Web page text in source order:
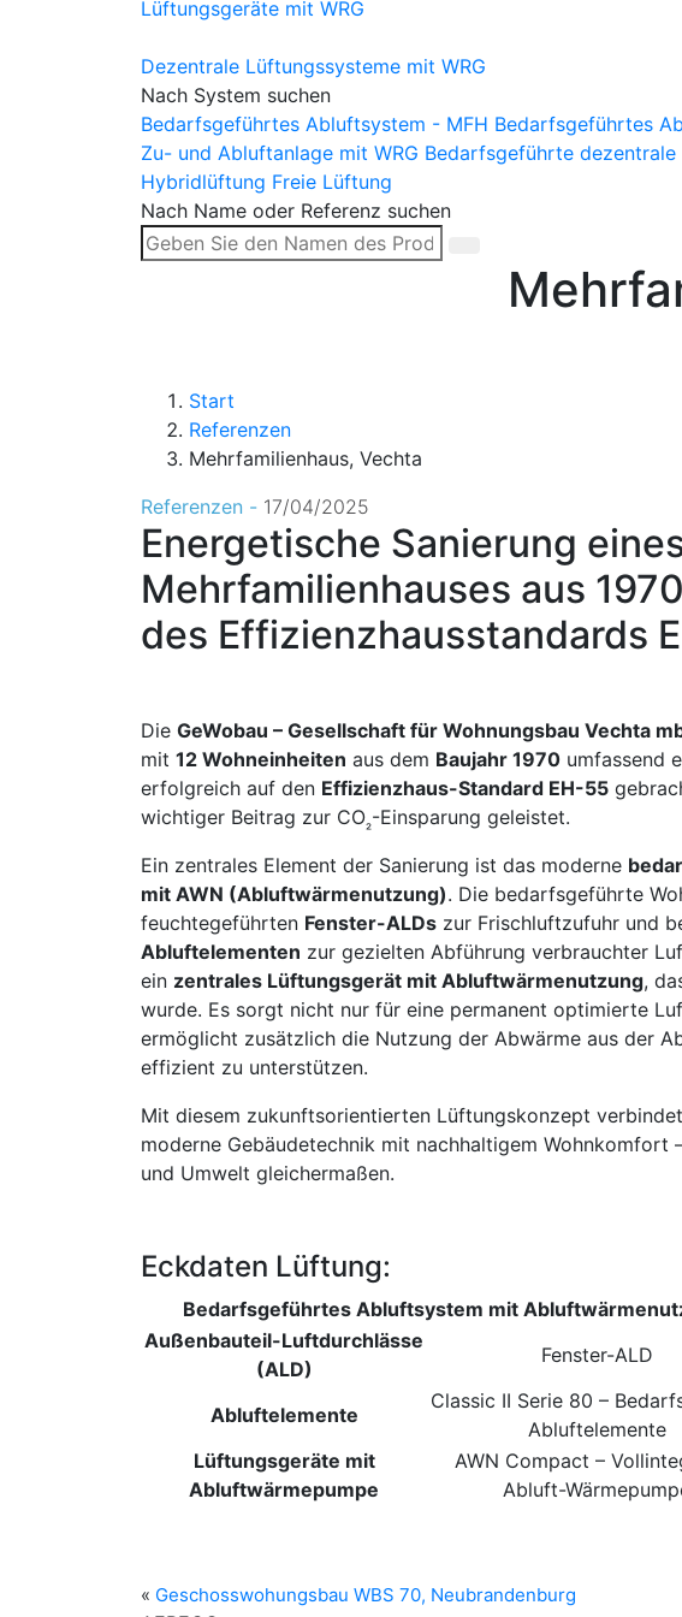
Lüftungsgeräte mit WRG
Dezentrale Lüftungssysteme mit WRG
Nach System suchen
Bedarfsgeführtes Abluftsystem - MFH Bedarfsgeführtes
Zu- und Abluftanlage mit WRG Bedarfsgeführte
Hybridlüftung Freie Lüftung
Nach Name oder Referenz suchen
Start
Referenzen
Mehrfamilienhaus, Vechta
Referenzen - 17/04/2025
Energetische Sanierung
Mehrfamilienhauses aus
des Effizienzhausstandards
Die GeWobau – Gesellschaft für Wohnungsbau Vechta
mit 12 Wohneinheiten aus dem Baujahr 1970 umfassend
erfolgreich auf den Effizienzhaus-Standard EH-55
wichtiger Beitrag zur CO₂-Einsparung geleistet.
Ein zentrales Element der Sanierung ist das moderne
mit AWN (Abluftwärmenutzung). Die bedarfsgeführte
feuchtegeführten Fenster-ALDs zur Frischluftzufuhr und
Abluftelementen zur gezielten Abführung verbrauchter
ein zentrales Lüftungsgerät mit Abluftwärmenutzung,
wurde. Es sorgt nicht nur für eine permanent optimierte
ermöglicht zusätzlich die Nutzung der Abwärme aus der
effizient zu unterstützen.
Mit diesem zukunftsorientierten Lüftungskonzept
moderne Gebäudetechnik mit nachhaltigem Wohnkomfort
und Umwelt gleichermaßen.
Eckdaten Lüftung:
Bedarfsgeführtes Abluftsystem mit
Außenbauteil-Luftdurchlässe
(ALD)
Fenster-ALD
Abluftelemente
Classic II Serie 80 –
Abluftelemente
Lüftungsgeräte mit
Abluftwärmepumpe
AWN Compact –
Abluft-
« Geschosswohungsbau WBS 70, Neubrandenburg